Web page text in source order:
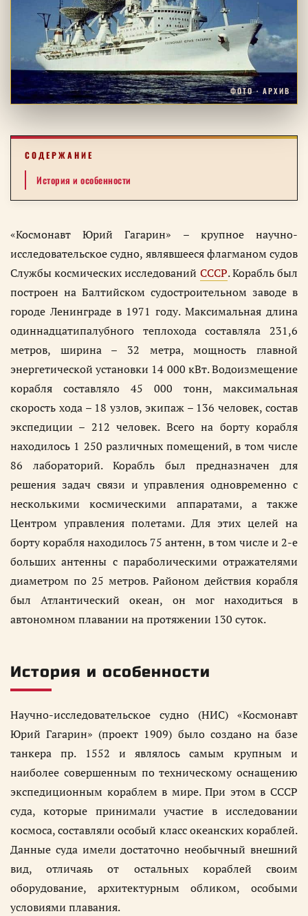
ФОТО · АРХИВ
СОДЕРЖАНИЕ
История и особенности
«Космонавт Юрий Гагарин» – крупное научно-
исследовательское судно, являвшееся флагманом судов
Службы космических исследований СССР. Корабль был
построен на Балтийском судостроительном заводе в
городе Ленинграде в 1971 году. Максимальная длина
одиннадцатипалубного теплохода составляла 231,6
метров, ширина – 32 метра, мощность главной
энергетической установки 14 000 кВт. Водоизмещение
корабля составляло 45 000 тонн, максимальная
скорость хода – 18 узлов, экипаж – 136 человек, состав
экспедиции – 212 человек. Всего на борту корабля
находилось 1 250 различных помещений, в том числе
86 лабораторий. Корабль был предназначен для
решения задач связи и управления одновременно с
несколькими космическими аппаратами, а также
Центром управления полетами. Для этих целей на
борту корабля находилось 75 антенн, в том числе и 2-е
больших антенны с параболическими отражателями
диаметром по 25 метров. Районом действия корабля
был Атлантический океан, он мог находиться в
автономном плавании на протяжении 130 суток.
История и особенности
Научно-исследовательское судно (НИС) «Космонавт
Юрий Гагарин» (проект 1909) было создано на базе
танкера пр. 1552 и являлось самым крупным и
наиболее совершенным по техническому оснащению
экспедиционным кораблем в мире. При этом в СССР
суда, которые принимали участие в исследовании
космоса, составляли особый класс океанских кораблей.
Данные суда имели достаточно необычный внешний
вид, отличаяь от остальных кораблей своим
оборудование, архитектурным обликом, особыми
условиями плавания.